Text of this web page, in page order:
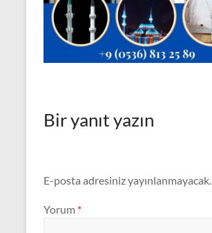
Modelleri
Bir yanıt yazın
E-posta adresiniz yayınlanmayacak.
Yorum *